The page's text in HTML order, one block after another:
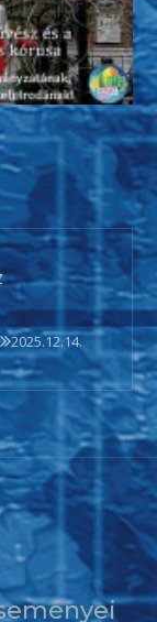
2025.12.14.